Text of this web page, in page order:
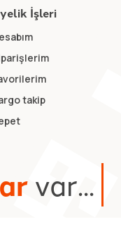
İşleri
takip
arvar...